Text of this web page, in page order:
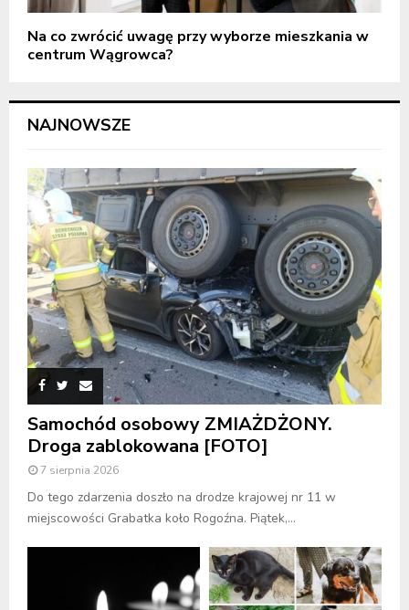
Na co zwrócić uwagę przy wyborze mieszkania w
centrum Wągrowca?
NAJNOWSZE
Samochód osobowy ZMIAŻDŻONY.
Droga zablokowana [FOTO]
7 sierpnia 2026
Do tego zdarzenia doszło na drodze krajowej nr 11 w
miejscowości Grabatka koło Rogoźna. Piątek,...